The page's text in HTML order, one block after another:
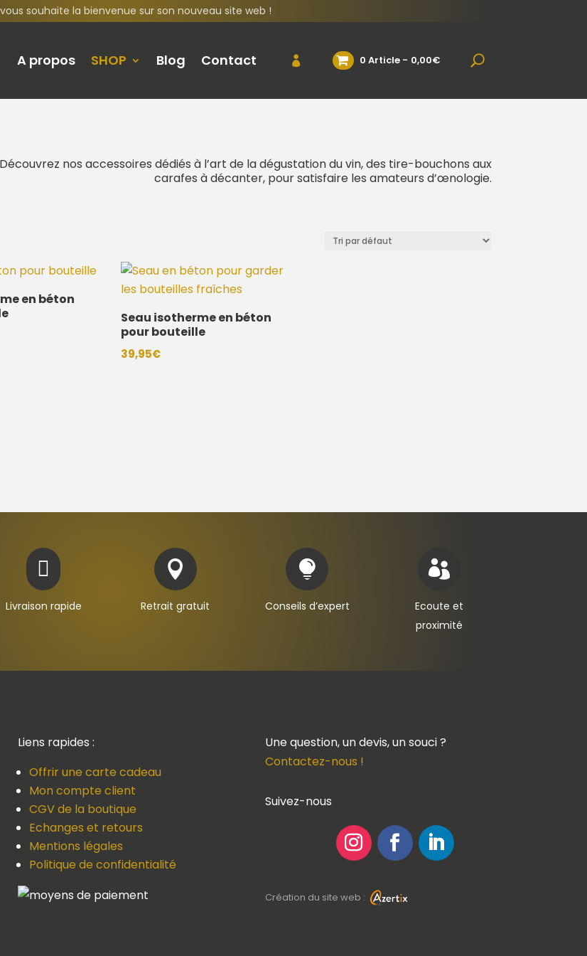
souhaite la bienvenue sur son nouveau site web !
A propos SHOP Blog Contact 0 Article 0,00€
Découvrez nos accessoires dédiés à l’art de la dégustation du vin, des tire-bouchons aux
carafes à décanter, pour satisfaire les amateurs d’œnologie.
en béton
Seau isotherme en béton
pour bouteille
39,95€

Livraison rapide

Retrait gratuit

Conseils d’expert

Ecoute et
proximité
Liens rapides :
Offrir une carte cadeau
Mon compte client
CGV de la boutique
Echanges et retours
Mentions légales
Politique de confidentialité
Une question, un devis, un souci ?
Contactez-nous !
Suivez-nous
Création du site web :